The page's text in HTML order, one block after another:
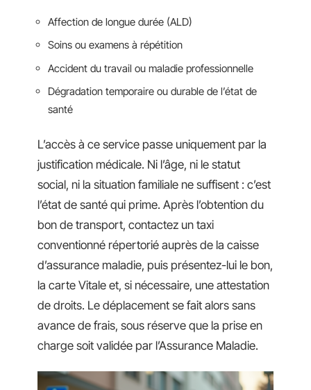
Affection de longue durée (ALD)
Soins ou examens à répétition
Accident du travail ou maladie professionnelle
Dégradation temporaire ou durable de l’état de
santé
L’accès à ce service passe uniquement par la
justification médicale. Ni l’âge, ni le statut
social, ni la situation familiale ne suffisent : c’est
l’état de santé qui prime. Après l’obtention du
bon de transport, contactez un taxi
conventionné répertorié auprès de la caisse
d’assurance maladie, puis présentez-lui le bon,
la carte Vitale et, si nécessaire, une attestation
de droits. Le déplacement se fait alors sans
avance de frais, sous réserve que la prise en
charge soit validée par l’Assurance Maladie.